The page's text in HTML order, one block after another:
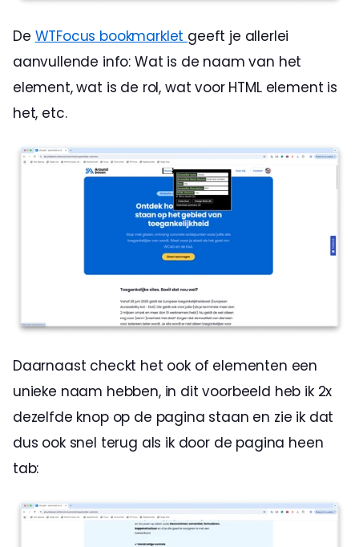
De WTFocus bookmarklet geeft je allerlei
aanvullende info: Wat is de naam van het
element, wat is de rol, wat voor HTML element is
het, etc.
Daarnaast checkt het ook of elementen een
unieke naam hebben, in dit voorbeeld heb ik 2x
dezelfde knop op de pagina staan en zie ik dat
dus ook snel terug als ik door de pagina heen
tab: